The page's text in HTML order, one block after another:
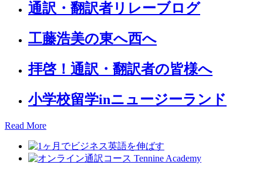
通訳・翻訳者リレーブログ
工藤浩美の東へ西へ
拝啓！通訳・翻訳者の皆様へ
小学校留学inニュージーランド
Read More